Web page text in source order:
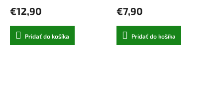
€12,90
Pridať do košíka
€7,90
Pridať do košíka